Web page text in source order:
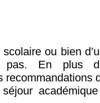
ou bien
pas. En plus
recommandations